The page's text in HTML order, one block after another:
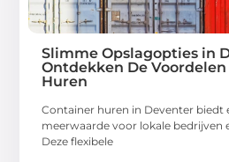
Slimme Opslagopties in
Ontdekken De
Huren
Container huren in Deventer biedt
meerwaarde voor lokale bedrijven
Deze flexibele